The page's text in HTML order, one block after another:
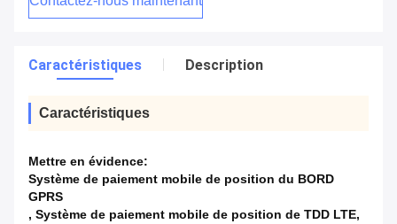
Caractéristiques Description
Caractéristiques
Mettre en évidence:
Système de paiement mobile de position du BORD
GPRS
, Système de paiement mobile de position de TDD LTE,